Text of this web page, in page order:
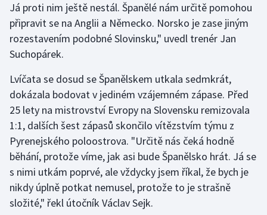
Lezení
Lyže a snowboard
Motorsport
Olympijské hry
Parasport
Plavání
Plážový volejbal
Já proti nim ještě nestál. Španělé nám určitě pomohou
připravit se na Anglii a Německo. Norsko je zase jiným
rozestavením podobné Slovinsku," uvedl trenér Jan
Suchopárek.
Lvíčata se dosud se Španělskem utkala sedmkrát,
dokázala bodovat v jediném vzájemném zápase. Před
25 lety na mistrovství Evropy na Slovensku remizovala
1:1, dalších šest zápasů skončilo vítězstvím týmu z
Pyrenejského poloostrova. "Určitě nás čeká hodně
běhání, protože víme, jak asi bude Španělsko hrát. Já se
s nimi utkám poprvé, ale vždycky jsem říkal, že bych je
nikdy úplně potkat nemusel, protože to je strašně
složité," řekl útočník Václav Sejk.